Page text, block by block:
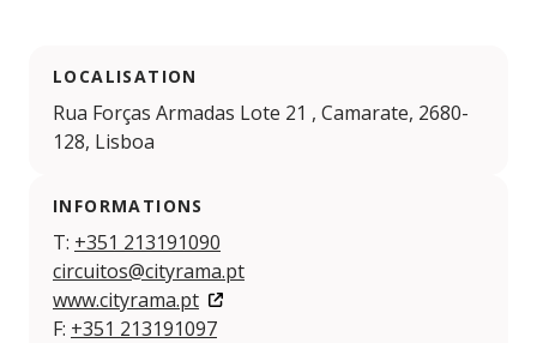
LOCALISATION
Rua Forças Armadas Lote 21 , Camarate, 2680-
128, Lisboa
INFORMATIONS
T: +351 213191090
circuitos@cityrama.pt
www.cityrama.pt
F: +351 213191097